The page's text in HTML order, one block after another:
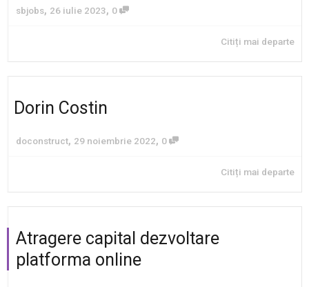
sbjobs, 26 iulie 2023, 0
Citiți mai departe
Dorin Costin
doconstruct, 29 noiembrie 2022, 0
Citiți mai departe
Atragere capital dezvoltare
platforma online